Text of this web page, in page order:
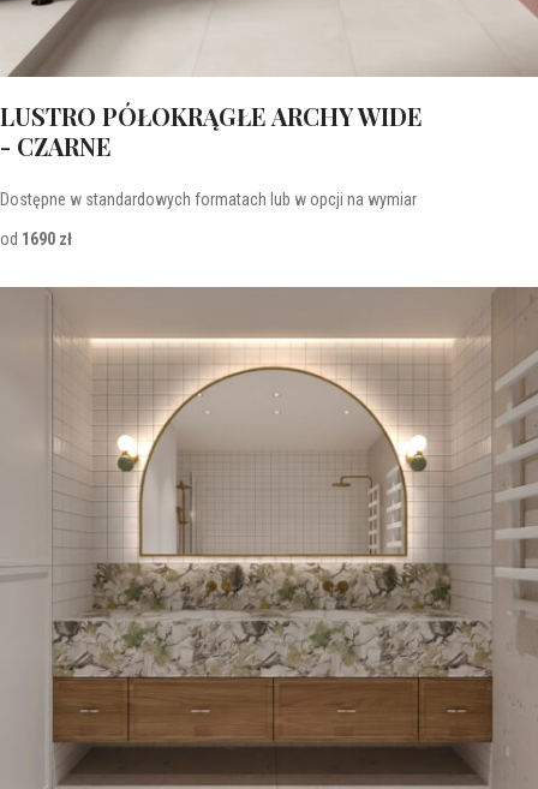
LUSTRO PÓŁOKRĄGŁE ARCHY WIDE
- CZARNE
Dostępne w standardowych formatach lub w opcji na wymiar
od 1690 zł